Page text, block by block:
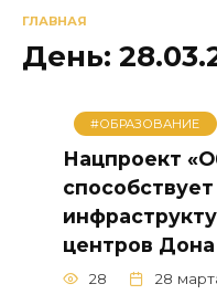
ГЛАВНАЯ
День:
#ОБРАЗОВАНИЕ
Нацпроект
центров Дона
28 28